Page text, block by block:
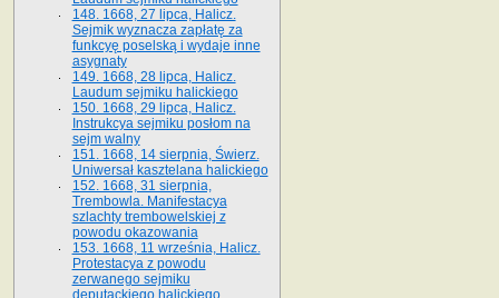
148. 1668, 27 lipca, Halicz.
Sejmik wyznacza zapłatę za
funkcyę poselską i wydaje inne
asygnaty
149. 1668, 28 lipca, Halicz.
Laudum sejmiku halickiego
150. 1668, 29 lipca, Halicz.
Instrukcya sejmiku posłom na
sejm walny
151. 1668, 14 sierpnia, Świerz.
Uniwersał kasztelana halickiego
152. 1668, 31 sierpnia,
Trembowla. Manifestacya
szlachty trembowelskiej z
powodu okazowania
153. 1668, 11 września, Halicz.
Protestacya z powodu
zerwanego sejmiku
deputackiego halickiego